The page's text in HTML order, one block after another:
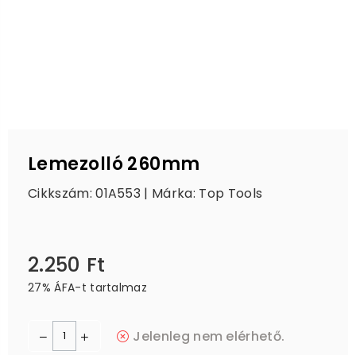
Lemezolló 260mm
Cikkszám: 01A553 | Márka: Top Tools
Ár
2.250 Ft
27% ÁFA-t tartalmaz
Jelenleg nem elérhető.